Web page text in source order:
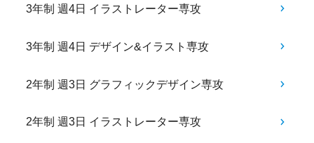
3年制 週4日 イラストレーター専攻
3年制 週4日 デザイン&イラスト専攻
2年制 週3日 グラフィックデザイン専攻
2年制 週3日 イラストレーター専攻